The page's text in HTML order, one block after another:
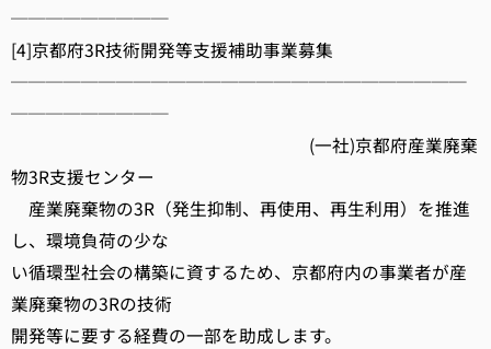
─────────
[4]京都府3R技術開発等支援補助事業募集
──────────────────────────
─────────
(一社)京都府産業廃棄
物3R支援センター
産業廃棄物の3R（発生抑制、再使用、再生利用）を推進
し、環境負荷の少な
い循環型社会の構築に資するため、京都府内の事業者が産
業廃棄物の3Rの技術
開発等に要する経費の一部を助成します。